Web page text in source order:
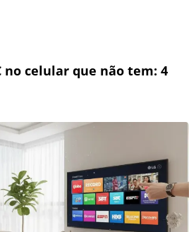
no celular que não tem: 4